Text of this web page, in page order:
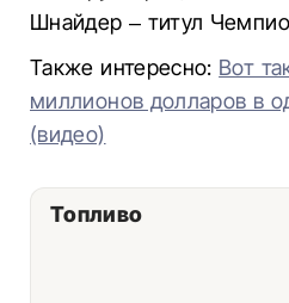
Шнайдер – титул
Также интересно: Вот
миллионов долларов в
(видео)
Топливо